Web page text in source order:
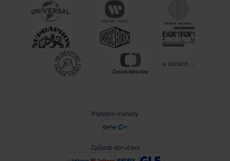
a dalších ...
Platební metody
Způsob doručení